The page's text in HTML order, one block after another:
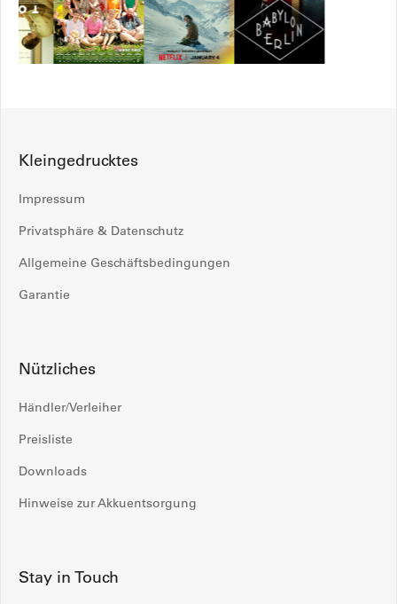
Kleingedrucktes
Impressum
Privatsphäre & Datenschutz
Allgemeine Geschäftsbedingungen
Garantie
Nützliches
Händler/Verleiher
Preisliste
Downloads
Hinweise zur Akkuentsorgung
Stay in Touch